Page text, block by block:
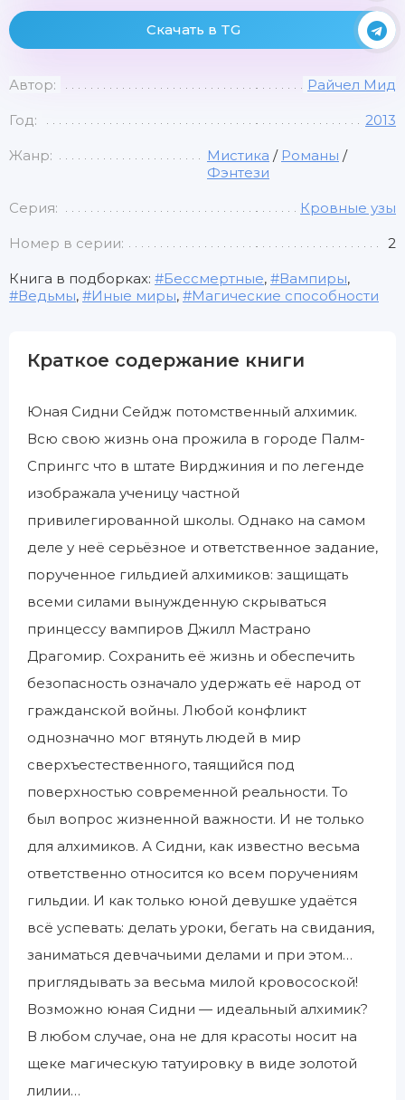
Скачать в TG
Автор: Райчел Мид
Год: 2013
Жанр: Мистика / Романы /
Фэнтези
Серия: Кровные узы
Номер в серии: 2
Книга в подборках: Бессмертные, Вампиры,
Ведьмы, Иные миры, Магические способности
Краткое содержание книги
Юная Сидни Сейдж потомственный алхимик.
Всю свою жизнь она прожила в городе Палм-
Спрингс что в штате Вирджиния и по легенде
изображала ученицу частной
привилегированной школы. Однако на самом
деле у неё серьёзное и ответственное задание,
порученное гильдией алхимиков: защищать
всеми силами вынужденную скрываться
принцессу вампиров Джилл Мастрано
Драгомир. Сохранить её жизнь и обеспечить
безопасность означало удержать её народ от
гражданской войны. Любой конфликт
однозначно мог втянуть людей в мир
сверхъестественного, таящийся под
поверхностью современной реальности. То
был вопрос жизненной важности. И не только
для алхимиков. А Сидни, как известно весьма
ответственно относится ко всем поручениям
гильдии. И как только юной девушке удаётся
всё успевать: делать уроки, бегать на свидания,
заниматься девчачьими делами и при этом…
приглядывать за весьма милой кровосоской!
Возможно юная Сидни — идеальный алхимик?
В любом случае, она не для красоты носит на
щеке магическую татуировку в виде золотой
лилии…